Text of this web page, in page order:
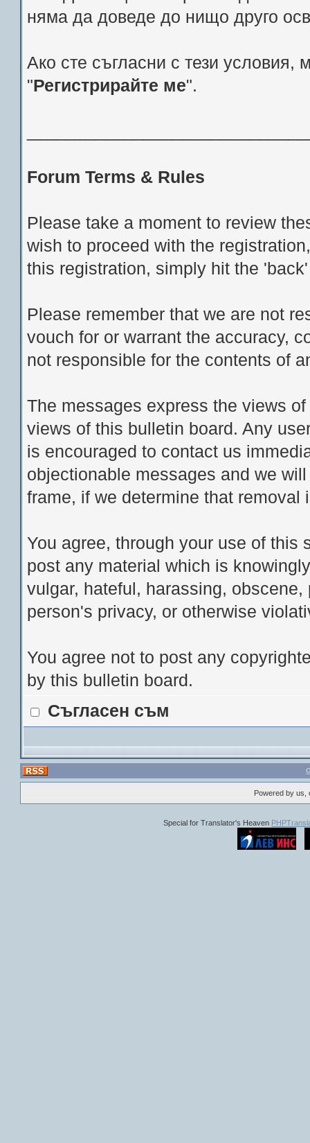
няма да доведе до нищо друго
Ако сте съгласни с тези условия,
"Регистрирайте ме".
Forum Terms & Rules
Please take a moment to review
wish to proceed with the
this registration, simply hit the
Please remember that we are not
vouch for or warrant the accuracy,
not responsible for the contents of
The messages express the views
views of this bulletin board. Any
is encouraged to contact us
objectionable messages and we
frame, if we determine that removal
You agree, through your use of
post any material which is
vulgar, hateful, harassing,
person's privacy, or otherwise
You agree not to post any
by this bulletin board.
Съгласен съм
Powered by us,
Special for Translator's Heaven